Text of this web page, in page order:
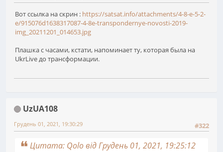
Вот ссылка на скрин : https://satsat.info/attachments/4-8-e-5-2-
e/915076d1638317087-4-8e-transpondernye-novosti-2019-
img_20211201_014653.jpg
Плашка с часами, кстати, напоминает ту, которая была на
UkrLive до трансформации.
UzUA108
#322
Грудень 01, 2021, 19:30:29
Цитата: Qolo від Грудень 01, 2021, 19:25:12